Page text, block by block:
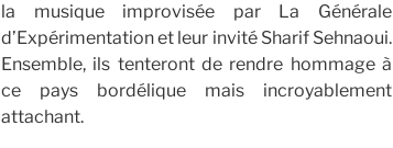
la musique improvisée par La Générale
d’Expérimentation et leur invité Sharif Sehnaoui.
Ensemble, ils tenteront de rendre hommage à
ce pays bordélique mais incroyablement
attachant.